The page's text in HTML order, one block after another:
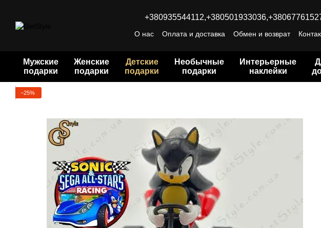
+380935544112,+380501933036,
О нас Оплата и доставка Обмен и возврат
Мужские
подарки
Женские
подарки
Детские
подарки
Необычные
подарки
Интерьерные
наклейки
−25%